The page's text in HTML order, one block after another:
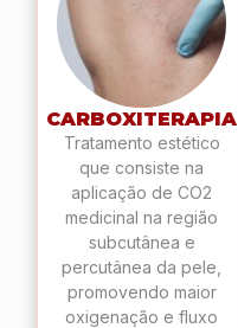
CARBOXITERAPIA
Tratamento estético
que consiste na
aplicação de CO2
medicinal na região
subcutânea e
percutânea da pele,
promovendo maior
oxigenação e fluxo